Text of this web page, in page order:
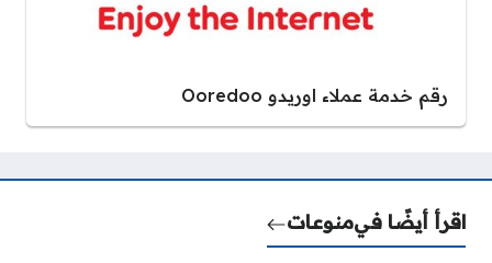
رقم خدمة عملاء اوريدو Ooredoo
اقرأ أيضًا فيمنوعات